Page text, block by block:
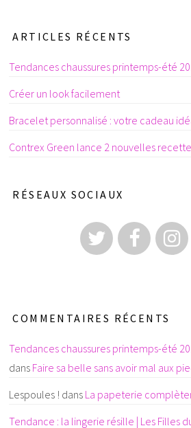
ARTICLES RÉCENTS
Tendances chaussures printemps-été
Créer un look facilement
Bracelet personnalisé : votre cadeau
Contrex Green lance 2 nouvelles
RÉSEAUX SOCIAUX
COMMENTAIRES RÉCENTS
Tendances chaussures printemps-été
dans Faire sa belle sans avoir mal aux
Lespoules ! dans La papeterie
Tendance : la lingerie résille | Les Filles